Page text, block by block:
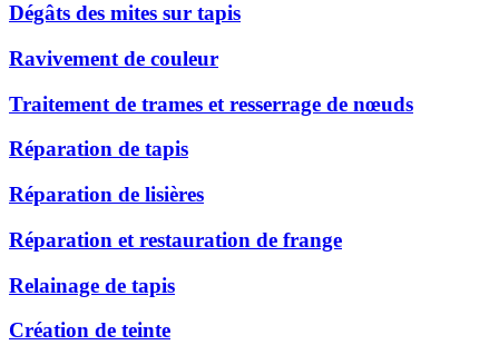
Dégâts des mites sur tapis
Ravivement de couleur
Traitement de trames et resserrage de nœuds
Réparation de tapis
Réparation de lisières
Réparation et restauration de frange
Relainage de tapis
Création de teinte